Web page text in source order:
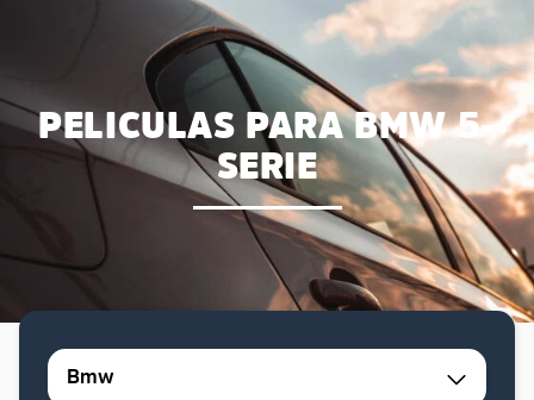
PELICULAS PARA BMW 5-
SERIE
Bmw